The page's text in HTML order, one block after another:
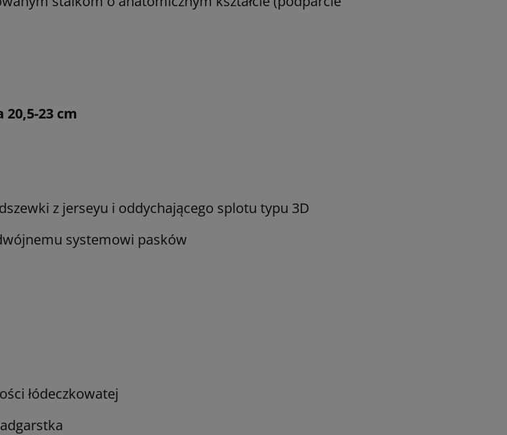
23 cm
z jerseyu i oddychającego splotu typu 3D
systemowi pasków
łódeczkowatej